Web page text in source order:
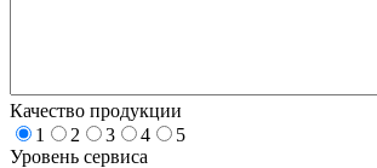
Качество продукции
1
2 3 4
5
Уровень сервиса